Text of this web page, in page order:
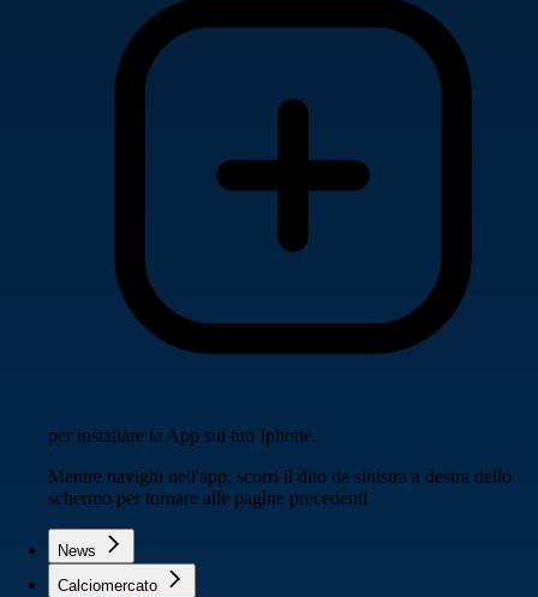
per installare la App sul tuo Iphone.
Mentre navighi nell'app, scorri il dito da sinistra a destra dello
schermo per tornare alle pagine precedenti
News
Calciomercato